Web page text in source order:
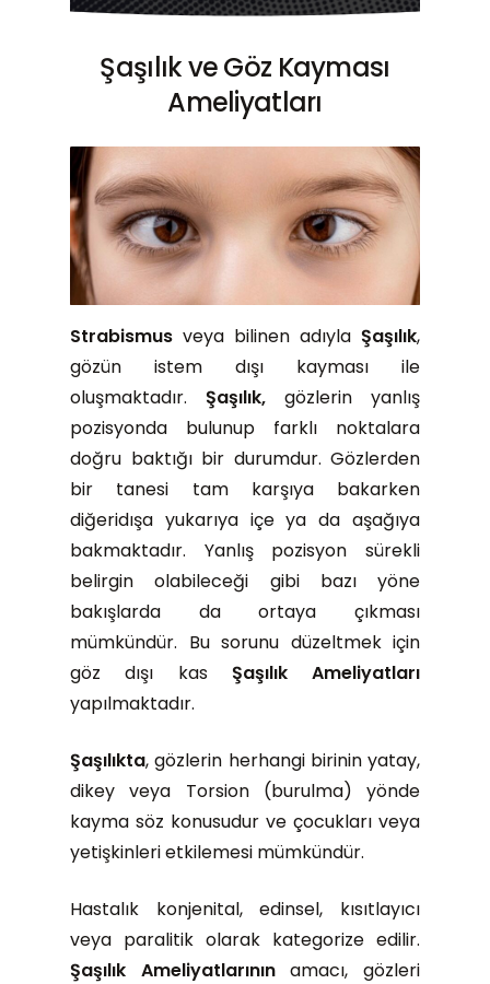
Şaşılık ve Göz Kayması
Ameliyatları
Strabismus veya bilinen adıyla Şaşılık,
gözün istem dışı kayması ile
oluşmaktadır. Şaşılık, gözlerin yanlış
pozisyonda bulunup farklı noktalara
doğru baktığı bir durumdur. Gözlerden
bir tanesi tam karşıya bakarken
diğeridışa yukarıya içe ya da aşağıya
bakmaktadır. Yanlış pozisyon sürekli
belirgin olabileceği gibi bazı yöne
bakışlarda da ortaya çıkması
mümkündür. Bu sorunu düzeltmek için
göz dışı kas Şaşılık Ameliyatları
yapılmaktadır.
Şaşılıkta, gözlerin herhangi birinin yatay,
dikey veya Torsion (burulma) yönde
kayma söz konusudur ve çocukları veya
yetişkinleri etkilemesi mümkündür.
Hastalık konjenital, edinsel, kısıtlayıcı
veya paralitik olarak kategorize edilir.
Şaşılık Ameliyatlarınınamacı, gözleri